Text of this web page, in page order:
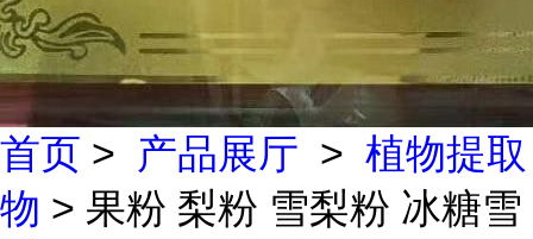
首页 > 产品展厅 > 植物提取
物 > 果粉 梨粉 雪梨粉 冰糖雪